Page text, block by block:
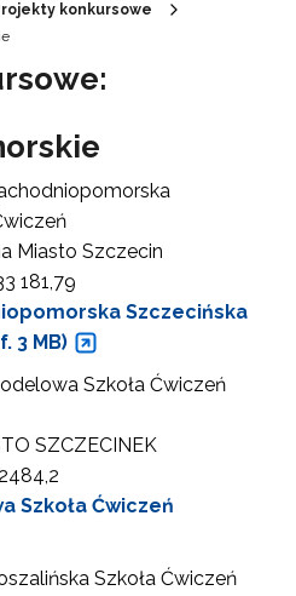
konkursowe
Miasto Szczecin
181,79
Szczecińska
3 MB)
Szkoła Ćwiczeń
SZCZECINEK
Szkoła Ćwiczeń
Szkoła Ćwiczeń